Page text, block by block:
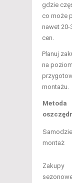
gdzie
co może
nawet
cen.
Planuj
na
montażu.
Metoda
montaż
Zakupy